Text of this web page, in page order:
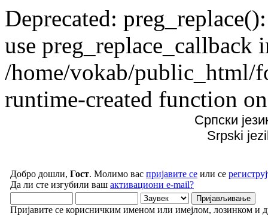
Deprecated:
use preg_replace_callback
/home/vokab/public_html/
runtime-created function
Српски
Srpski
Добро дошли, Гост. Молимо вас пријавите се или се
Да ли сте изгубили ваш активациони e-mail?
Пријавите се корисничким именом или имејлом, лозинком и